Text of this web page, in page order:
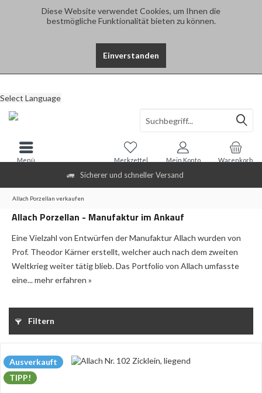
Diese Website verwendet Cookies, um Ihnen die
bestmögliche Funktionalität bieten zu können.
Einverstanden
Sicherer und schneller Versand
Select Language
Warenkorb
Merkzettel Mein Konto
Menü
Allach Porzellan verkaufen
Allach Porzellan - Manufaktur im Ankauf
Eine Vielzahl von Entwürfen der Manufaktur Allach wurden von
Prof. Theodor Kärner erstellt, welcher auch nach dem zweiten
Weltkrieg weiter tätig blieb. Das Portfolio von Allach umfasste
eine...mehr erfahren »
Filtern
Ausverkauft
TIPP!